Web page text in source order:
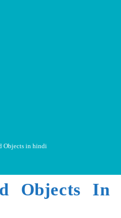
Objects in hindi
Objects In